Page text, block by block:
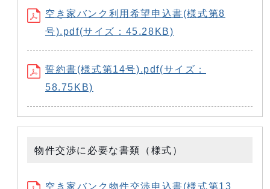
空き家バンク利用希望申込書(様式第8
号).pdf(サイズ：45.28KB)
誓約書(様式第14号).pdf(サイズ：
58.75KB)
物件交渉に必要な書類（様式）
空き家バンク物件交渉申込書(様式第13